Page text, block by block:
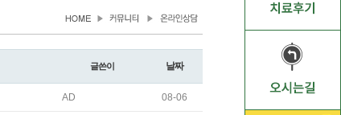
글쓴이 날짜
AD 08-06